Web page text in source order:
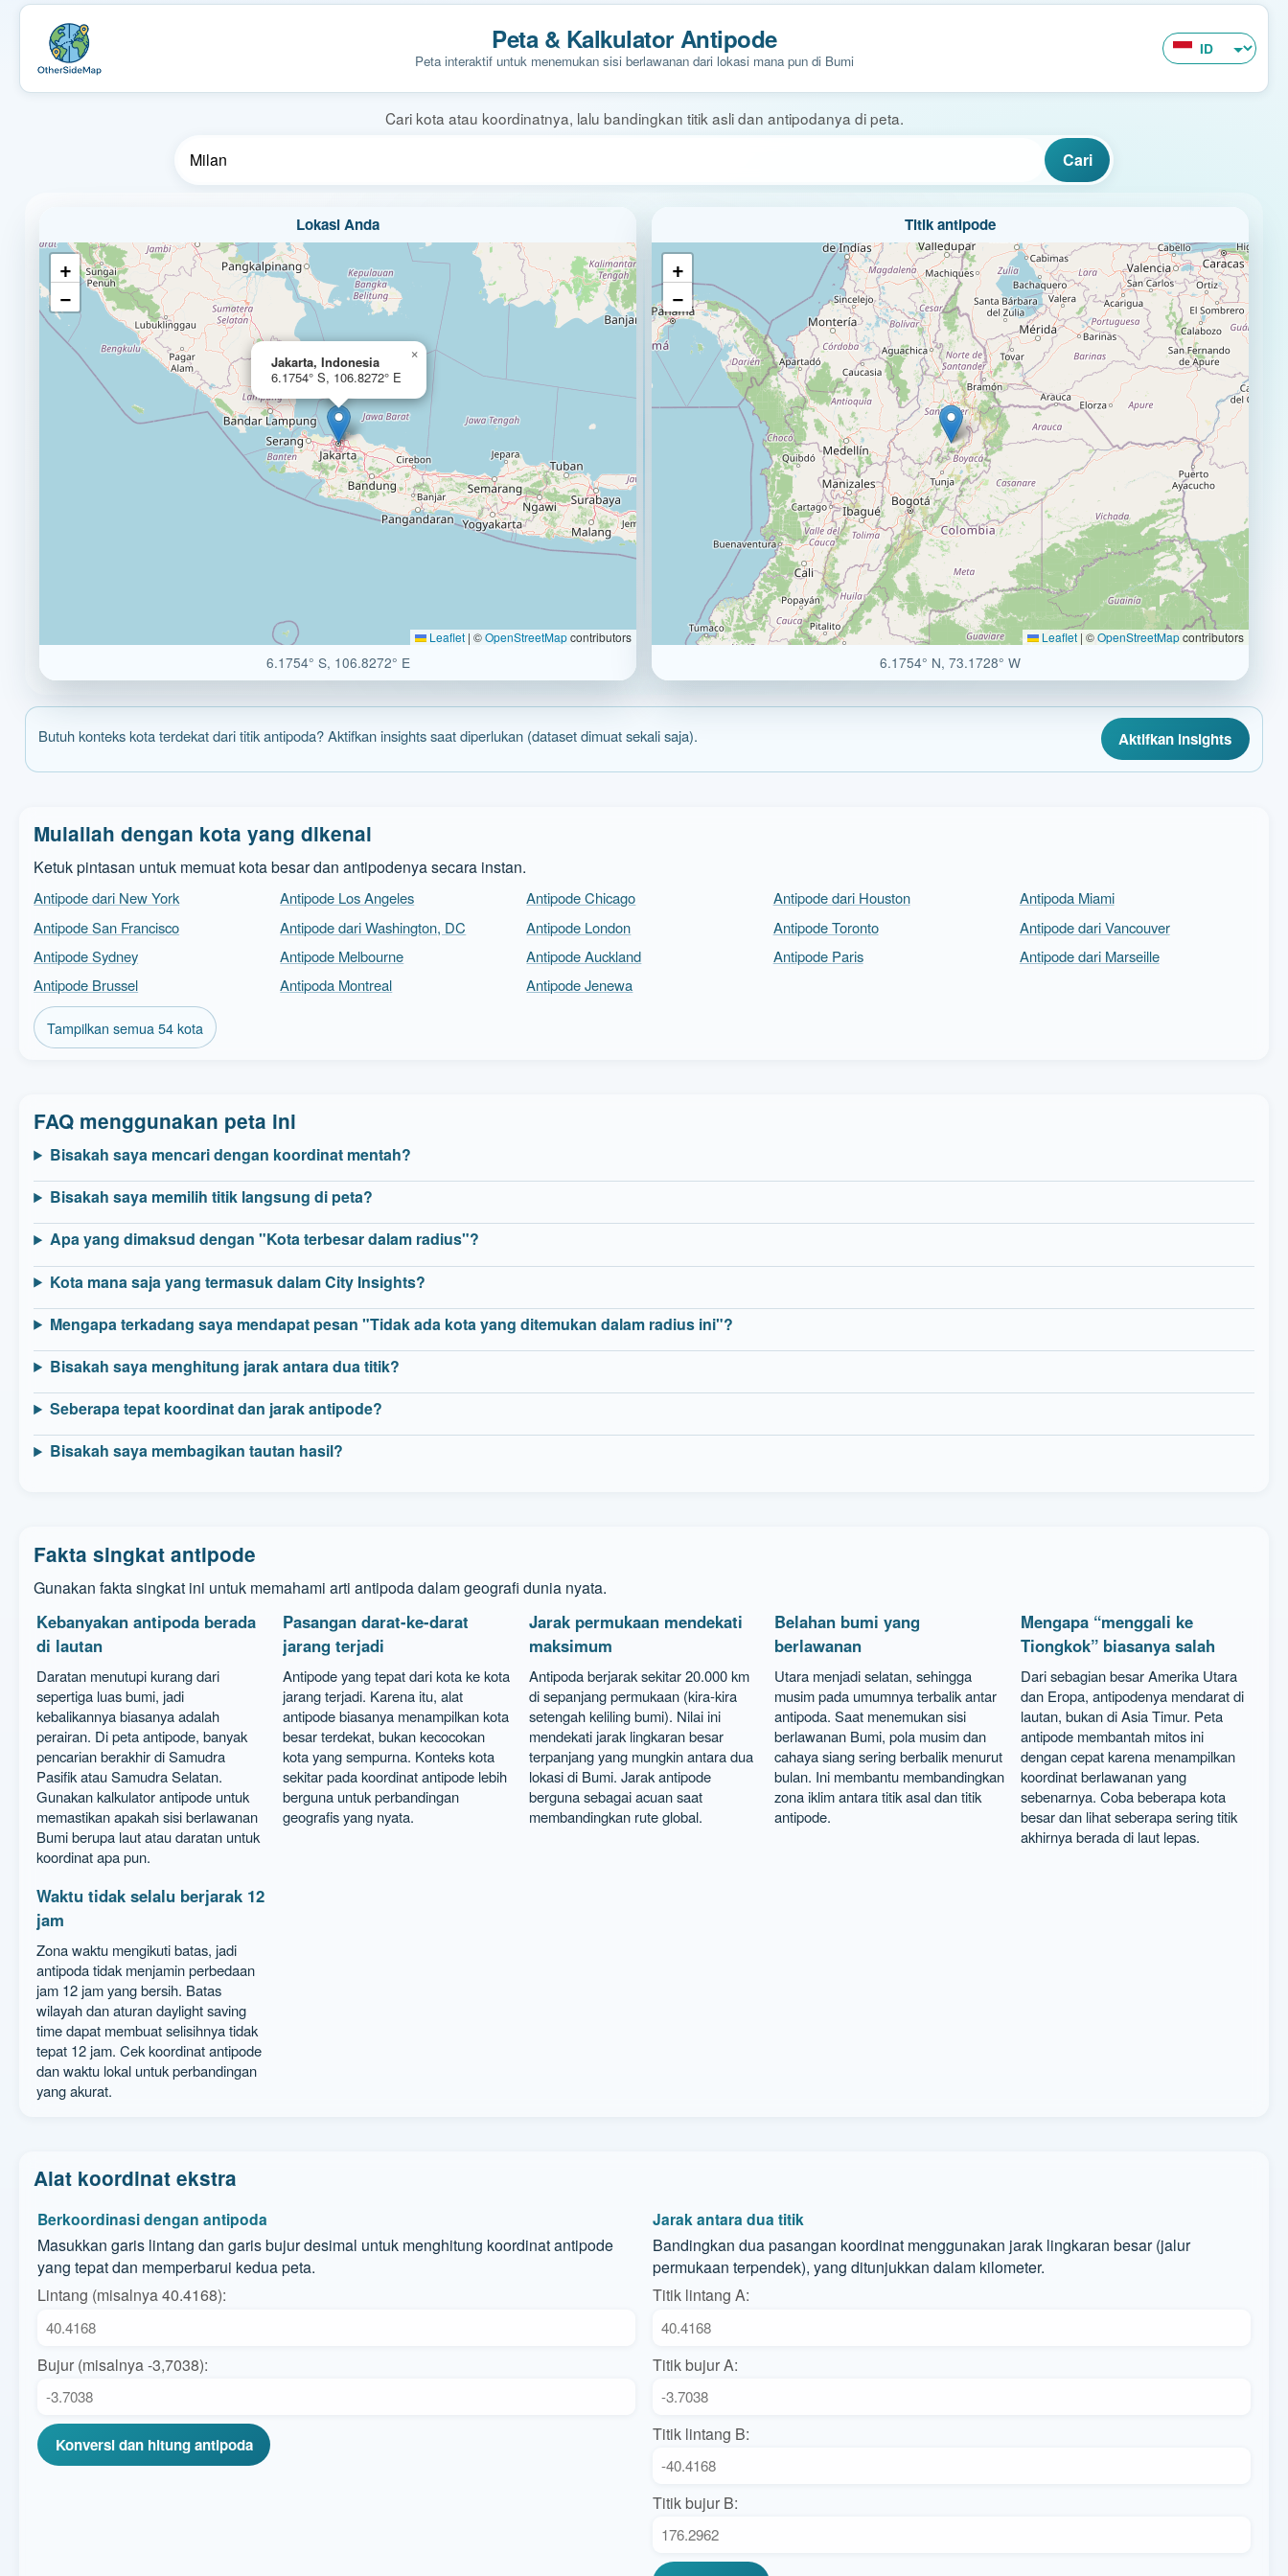
Peta & Kalkulator Antipode
Peta interaktif untuk menemukan sisi berlawanan dari lokasi mana pun di Bumi
Cari kota atau koordinatnya, lalu bandingkan titik asli dan antipodanya di peta.
Cari
Lokasi Anda
Jakarta, Indonesia
6.1754° S, 106.8272° E
×
+
−
Leaflet | ©OpenStreetMapcontributors
6.1754° S, 106.8272° E
Titik antipode
+
−
Leaflet | ©OpenStreetMapcontributors
6.1754° N, 73.1728° W
Butuh konteks kota terdekat dari titik antipoda? Aktifkan insights saat diperlukan (dataset dimuat sekali saja). Aktifkan insights
Mulailah dengan kota yang dikenal
Ketuk pintasan untuk memuat kota besar dan antipodenya secara instan.
Antipode dari New York Antipode Los Angeles Antipode Chicago Antipode dari Houston
Antipoda Miami
Antipode San Francisco
Antipode dari Washington, DC Antipode London Antipode Toronto
Antipode dari Vancouver
Antipode Sydney
Antipode Melbourne Antipode Auckland Antipode Paris
Antipode dari Marseille
Antipode Brussel
Antipoda Montreal Antipode Jenewa
Tampilkan semua 54 kota
FAQ menggunakan peta ini
Bisakah saya mencari dengan koordinat mentah?
Bisakah saya memilih titik langsung di peta?
Apa yang dimaksud dengan "Kota terbesar dalam radius"?
Kota mana saja yang termasuk dalam City Insights?
Mengapa terkadang saya mendapat pesan "Tidak ada kota yang ditemukan dalam radius ini"?
Bisakah saya menghitung jarak antara dua titik?
Seberapa tepat koordinat dan jarak antipode?
Bisakah saya membagikan tautan hasil?
Fakta singkat antipode
Gunakan fakta singkat ini untuk memahami arti antipoda dalam geografi dunia nyata.
Kebanyakan antipoda berada
di lautan
Daratan menutupi kurang dari
sepertiga luas bumi, jadi
kebalikannya biasanya adalah
perairan. Di peta antipode, banyak
pencarian berakhir di Samudra
Pasifik atau Samudra Selatan.
Gunakan kalkulator antipode untuk
memastikan apakah sisi berlawanan
Bumi berupa laut atau daratan untuk
koordinat apa pun.
Pasangan darat-ke-darat
jarang terjadi
Antipode yang tepat dari kota ke kota
jarang terjadi. Karena itu, alat
antipode biasanya menampilkan kota
besar terdekat, bukan kecocokan
kota yang sempurna. Konteks kota
sekitar pada koordinat antipode lebih
berguna untuk perbandingan
geografis yang nyata.
Jarak permukaan mendekati
maksimum
Antipoda berjarak sekitar 20.000 km
di sepanjang permukaan (kira-kira
setengah keliling bumi). Nilai ini
mendekati jarak lingkaran besar
terpanjang yang mungkin antara dua
lokasi di Bumi. Jarak antipode
berguna sebagai acuan saat
membandingkan rute global.
Belahan bumi yang
berlawanan
Utara menjadi selatan, sehingga
musim pada umumnya terbalik antar
antipoda. Saat menemukan sisi
berlawanan Bumi, pola musim dan
cahaya siang sering berbalik menurut
bulan. Ini membantu membandingkan
zona iklim antara titik asal dan titik
antipode.
Mengapa “menggali ke
Tiongkok” biasanya salah
Dari sebagian besar Amerika Utara
dan Eropa, antipodenya mendarat di
lautan, bukan di Asia Timur. Peta
antipode membantah mitos ini
dengan cepat karena menampilkan
koordinat berlawanan yang
sebenarnya. Coba beberapa kota
besar dan lihat seberapa sering titik
akhirnya berada di laut lepas.
Waktu tidak selalu berjarak 12
jam
Zona waktu mengikuti batas, jadi
antipoda tidak menjamin perbedaan
jam 12 jam yang bersih. Batas
wilayah dan aturan daylight saving
time dapat membuat selisihnya tidak
tepat 12 jam. Cek koordinat antipode
dan waktu lokal untuk perbandingan
yang akurat.
Alat koordinat ekstra
Berkoordinasi dengan antipoda
Masukkan garis lintang dan garis bujur desimal untuk menghitung koordinat antipode
yang tepat dan memperbarui kedua peta.
Lintang (misalnya 40.4168):
Bujur (misalnya -3,7038):
Konversi dan hitung antipoda
Jarak antara dua titik
Bandingkan dua pasangan koordinat menggunakan jarak lingkaran besar (jalur
permukaan terpendek), yang ditunjukkan dalam kilometer.
Titik lintang A:
Titik bujur A:
Titik lintang B:
Titik bujur B: